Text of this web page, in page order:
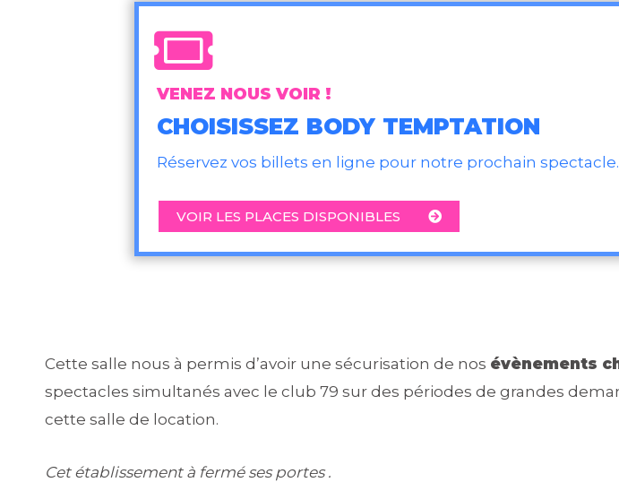
VENEZ NOUS VOIR !
CHOISISSEZ BODY TEMPTATION
Réservez vos billets en ligne pour notre prochain spectacle.
VOIR LES PLACES DISPONIBLES
Cette salle nous à permis d’avoir une sécurisation de nos évènements
spectacles simultanés avec le club 79 sur des périodes de grandes
cette salle de location.
Cet établissement à fermé ses portes .